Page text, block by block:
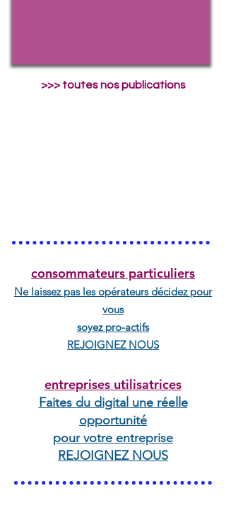
>>> toutes nos publications
consommateurs particuliers
Ne laissez pas les opérateurs décidez pour
vous
soyez pro-actifs
REJOIGNEZ NOUS
entreprises utilisatrices
Faites du digital une réelle
opportunité
pour votre entreprise
REJOIGNEZ NOUS